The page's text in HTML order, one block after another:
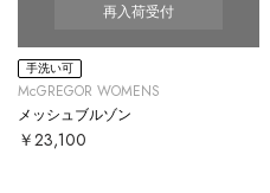
再入荷受付
手洗い可
McGREGOR WOMENS
メッシュブルゾン
￥23,100